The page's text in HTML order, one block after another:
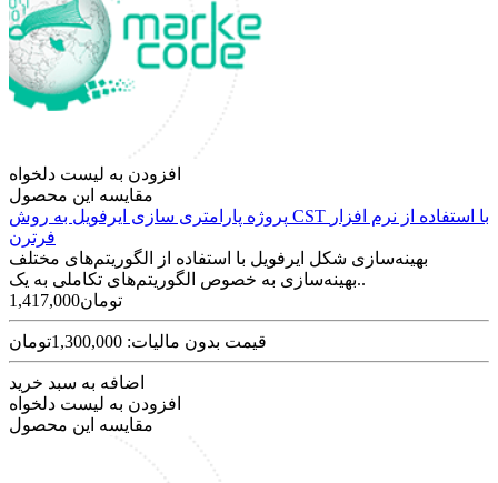
افزودن به لیست دلخواه
مقایسه این محصول
پروژه پارامتری سازی ایرفویل به روش CST با استفاده از نرم افزار
فرترن
بهینه‌سازی شکل ایرفویل با استفاده از الگوریتم‌های مختلف
بهینه‌سازی به خصوص الگوریتم‌های تکاملی به یک..
1,417,000تومان
قیمت بدون مالیات: 1,300,000تومان
اضافه به سبد خرید
افزودن به لیست دلخواه
مقایسه این محصول